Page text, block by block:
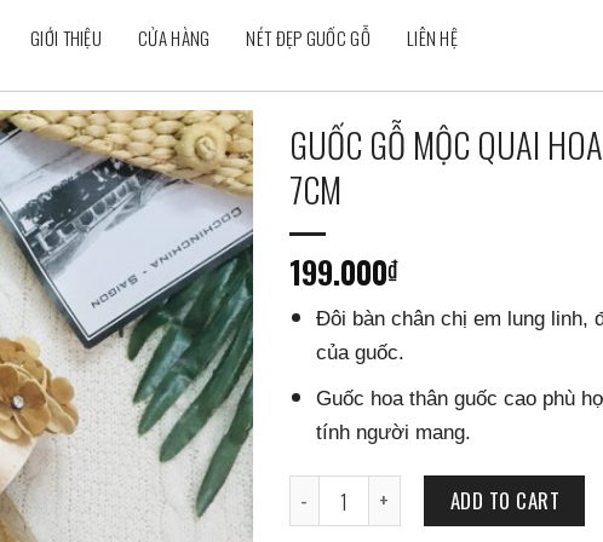
GIỚI THIỆU CỬA HÀNG NÉT ĐẸP GUỐC GỖ LIÊN HỆ
Add to
wishlist
GUỐC GỖ MỘC QUAI
7CM
199.000₫
Đôi bàn chân chị em lung linh,
của guốc.
Guốc hoa thân guốc cao phù
tính người mang.
GUỐC GỖ MỘC QUAI HOA THÂN GUỐC
ADD TO CART